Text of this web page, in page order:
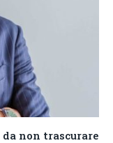
non trascurare